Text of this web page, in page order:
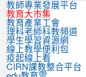
教師專業發展平台
教育大市集
教育產業工會
理科老師科教頻道
學生學習資源網
線上教學便利包
疫起線上看
CIRN課教整合平台